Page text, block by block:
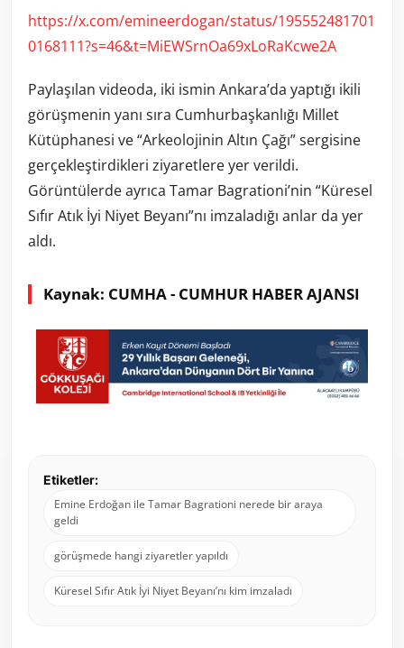
https://x.com/emineerdogan/status/195552481701
0168111?s=46&t=MiEWSrnOa69xLoRaKcwe2A
Paylaşılan videoda, iki ismin Ankara’da yaptığı ikili
görüşmenin yanı sıra Cumhurbaşkanlığı Millet
Kütüphanesi ve “Arkeolojinin Altın Çağı” sergisine
gerçekleştirdikleri ziyaretlere yer verildi.
Görüntülerde ayrıca Tamar Bagrationi’nin “Küresel
Sıfır Atık İyi Niyet Beyanı”nı imzaladığı anlar da yer
aldı.
Kaynak: CUMHA - CUMHUR HABER AJANSI
Etiketler:
Emine Erdoğan ile Tamar Bagrationi nerede bir araya
geldi
görüşmede hangi ziyaretler yapıldı
Küresel Sıfır Atık İyi Niyet Beyanı’nı kim imzaladı